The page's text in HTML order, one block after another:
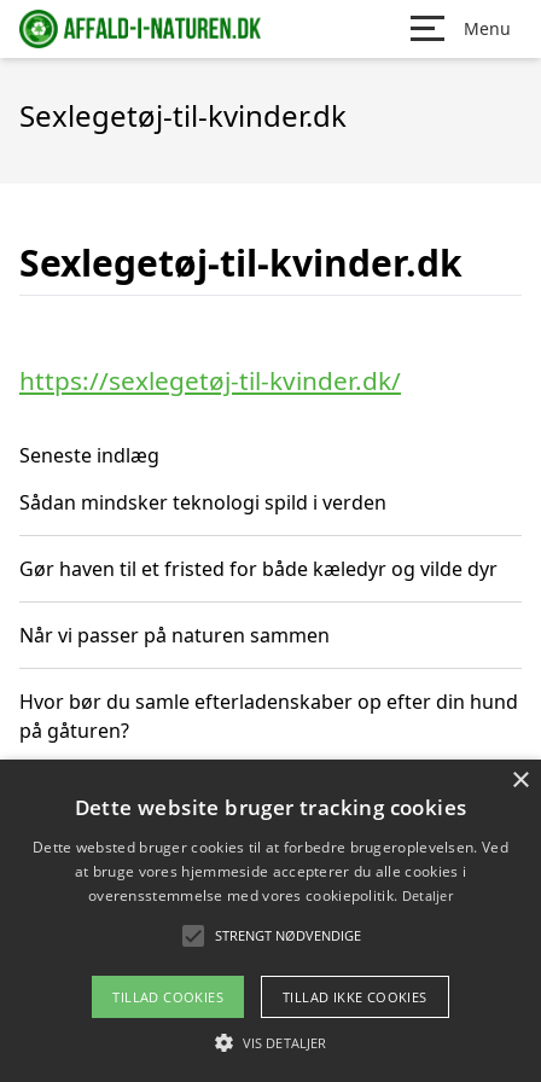
Menu
Sexlegetøj-til-kvinder.dk
Sexlegetøj-til-kvinder.dk
https://sexlegetøj-til-kvinder.dk/
Seneste indlæg
Sådan mindsker teknologi spild i verden
Gør haven til et fristed for både kæledyr og vilde dyr
Når vi passer på naturen sammen
Hvor bør du samle efterladenskaber op efter din hund
på gåturen?
Sådan rydder du effektivt op efter et stort event
Copyright 2026 - Pilanto Aps
Om / kontakt
Blog Betingelser
×
Dette website bruger tracking cookies
Dette websted bruger cookies til at forbedre brugeroplevelsen. Ved
at bruge vores hjemmeside accepterer du alle cookies i
overensstemmelse med vores cookiepolitik. Detaljer
STRENGT NØDVENDIGE
TILLAD COOKIES TILLAD IKKE COOKIES
VIS DETALJER